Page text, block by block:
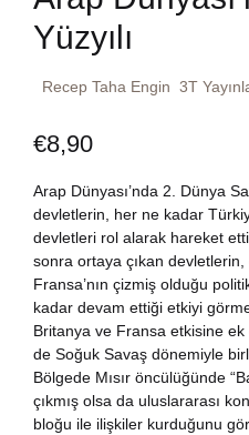
Kitap Siparişi
Sepetim
Bize Ulaşın
TR
DE
Yüzyılı
Recep Taha Engin 3T
€8,90
Arap Dünyası’nda 2. Dünya
devletlerin, her ne kadar
devletleri rol alarak hareket
sonra ortaya çıkan
Fransa’nın çizmiş olduğu
kadar devam ettiği etkiyi
Britanya ve Fransa etkisine
de Soğuk Savaş dönemiyle
Bölgede Mısır öncülüğünde
çıkmış olsa da uluslararası
bloğu ile ilişkiler kurduğunu